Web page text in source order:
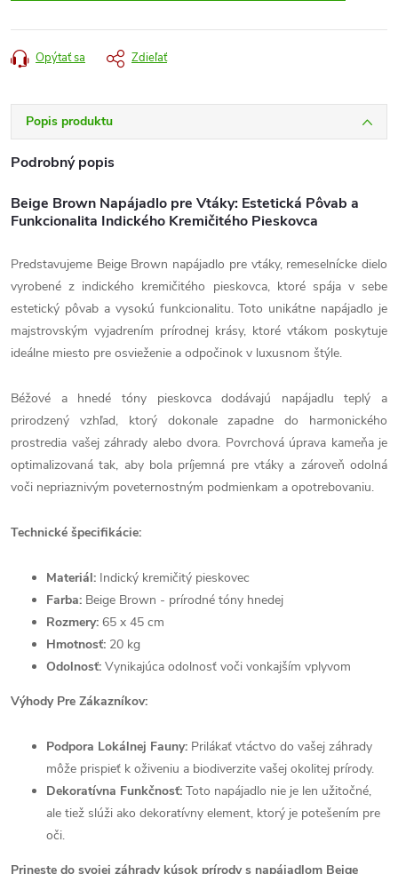
Opýtať sa Zdieľať
Popis produktu
Podrobný popis
Beige Brown Napájadlo pre Vtáky: Estetická Pôvab a
Funkcionalita Indického Kremičitého Pieskovca
Predstavujeme Beige Brown napájadlo pre vtáky, remeselnícke dielo
vyrobené z indického kremičitého pieskovca, ktoré spája v sebe
estetický pôvab a vysokú funkcionalitu. Toto unikátne napájadlo je
majstrovským vyjadrením prírodnej krásy, ktoré vtákom poskytuje
ideálne miesto pre osvieženie a odpočinok v luxusnom štýle.
Béžové a hnedé tóny pieskovca dodávajú napájadlu teplý a
prirodzený vzhľad, ktorý dokonale zapadne do harmonického
prostredia vašej záhrady alebo dvora. Povrchová úprava kameňa je
optimalizovaná tak, aby bola príjemná pre vtáky a zároveň odolná
voči nepriaznivým poveternostným podmienkam a opotrebovaniu.
Technické špecifikácie:
Materiál: Indický kremičitý pieskovec
Farba: Beige Brown - prírodné tóny hnedej
Rozmery: 65 x 45 cm
Hmotnosť: 20 kg
Odolnosť: Vynikajúca odolnosť voči vonkajším vplyvom
Výhody Pre Zákazníkov:
Podpora Lokálnej Fauny: Prilákať vtáctvo do vašej záhrady
môže prispieť k oživeniu a biodiverzite vašej okolitej prírody.
Dekoratívna Funkčnosť: Toto napájadlo nie je len užitočné,
ale tiež slúži ako dekoratívny element, ktorý je potešením pre
oči.
Prineste do svojej záhrady kúsok prírody s napájadlom Beige